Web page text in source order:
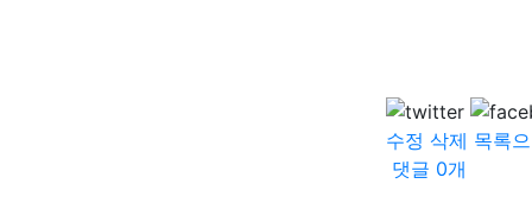
수정 삭제 목록
댓글 0개